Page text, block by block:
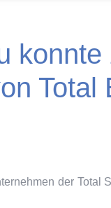
der